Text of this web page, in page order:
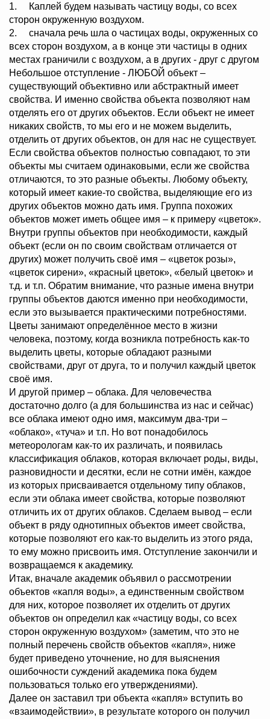
1. Каплей будем называть частицу воды, со всех
сторон окруженную воздухом.
2. сначала речь шла о частицах воды, окруженных со
всех сторон воздухом, а в конце эти частицы в одних
местах граничили с воздухом, а в других - друг с другом
Небольшое отступление - ЛЮБОЙ объект –
существующий объективно или абстрактный имеет
свойства. И именно свойства объекта позволяют нам
отделять его от других объектов. Если объект не имеет
никаких свойств, то мы его и не можем выделить,
отделить от других объектов, он для нас не существует.
Если свойства объектов полностью совпадают, то эти
объекты мы считаем одинаковыми, если же свойства
отличаются, то это разные объекты. Любому объекту,
который имеет какие-то свойства, выделяющие его из
других объектов можно дать имя. Группа похожих
объектов может иметь общее имя – к примеру «цветок».
Внутри группы объектов при необходимости, каждый
объект (если он по своим свойствам отличается от
других) может получить своё имя – «цветок розы»,
«цветок сирени», «красный цветок», «белый цветок» и
т.д. и т.п. Обратим внимание, что разные имена внутри
группы объектов даются именно при необходимости,
если это вызывается практическими потребностями.
Цветы занимают определённое место в жизни
человека, поэтому, когда возникла потребность как-то
выделить цветы, которые обладают разными
свойствами, друг от друга, то и получил каждый цветок
своё имя.
И другой пример – облака. Для человечества
достаточно долго (а для большинства из нас и сейчас)
все облака имеют одно имя, максимум два-три –
«облако», «туча» и т.п. Но вот понадобилось
метеорологам как-то их различать, и появилась
классификация облаков, которая включает роды, виды,
разновидности и десятки, если не сотни имён, каждое
из которых присваивается отдельному типу облаков,
если эти облака имеет свойства, которые позволяют
отличить их от других облаков. Сделаем вывод – если
объект в ряду однотипных объектов имеет свойства,
которые позволяют его как-то выделить из этого ряда,
то ему можно присвоить имя. Отступление закончили и
возвращаемся к академику.
Итак, вначале академик объявил о рассмотрении
объектов «капля воды», а единственным свойством
для них, которое позволяет их отделить от других
объектов он определил как «частицу воды, со всех
сторон окруженную воздухом» (заметим, что это не
полный перечень свойств объектов «капля», ниже
будет приведено уточнение, но для выяснения
ошибочности суждений академика пока будем
пользоваться только его утверждениями).
Далее он заставил три объекта «капля» вступить во
«взаимодействии», в результате которого он получил